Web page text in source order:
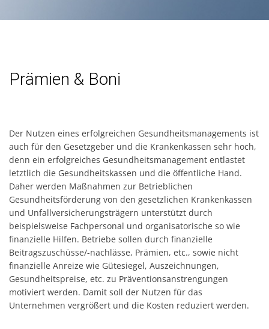
Prämien & Boni
Der Nutzen eines erfolgreichen Gesundheitsmanagements ist
auch für den Gesetzgeber und die Krankenkassen sehr hoch,
denn ein erfolgreiches Gesundheitsmanagement entlastet
letztlich die Gesundheitskassen und die öffentliche Hand.
Daher werden Maßnahmen zur Betrieblichen
Gesundheitsförderung von den gesetzlichen Krankenkassen
und Unfallversicherungsträgern unterstützt durch
beispielsweise Fachpersonal und organisatorische so wie
finanzielle Hilfen. Betriebe sollen durch finanzielle
Beitragszuschüsse/-nachlässe, Prämien, etc., sowie nicht
finanzielle Anreize wie Gütesiegel, Auszeichnungen,
Gesundheitspreise, etc. zu Präventionsanstrengungen
motiviert werden. Damit soll der Nutzen für das
Unternehmen vergrößert und die Kosten reduziert werden.